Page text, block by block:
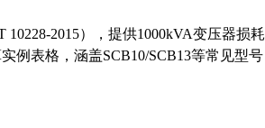
2015），提供1000kVA变压器损耗
例表格，涵盖SCB10/SCB13等常见型号